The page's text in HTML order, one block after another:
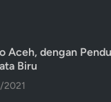
Aceh, dengan
Biru